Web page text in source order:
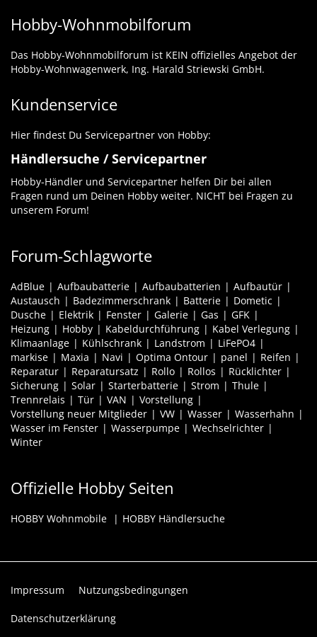
Hobby-Wohnmobilforum
Das Hobby-Wohnmobilforum ist KEIN offizielles Angebot der
Hobby-Wohnwagenwerk, Ing. Harald Striewski GmbH.
Kundenservice
Hier findest Du Servicepartner von Hobby:
Händlersuche / Servicepartner
Hobby-Händler und Servicepartner helfen Dir bei allen
Fragen rund um Deinen Hobby weiter. NICHT bei Fragen zu
unserem Forum!
Forum-Schlagworte
AdBlue Aufbaubatterie Aufbaubatterien
Aufbautür
Austausch
Badezimmerschrank Batterie
Dometic
Dusche
Elektrik Fenster Galerie Gas
GFK
Heizung
Hobby Kabeldurchführung
Kabel Verlegung
Klimaanlage
Kühlschrank Landstrom
LiFePO4
markise
Maxia Navi Optima Ontour panel
Reifen
Reparatur
Reparatursatz Rollo Rollos
Rücklichter
Sicherung
Solar Starterbatterie Strom
Thule
Trennrelais
Tür VAN
Vorstellung
Vorstellung neuer Mitglieder
VW Wasser
Wasserhahn
Wasser im Fenster
Wasserpumpe
Wechselrichter
Winter
Offizielle Hobby Seiten
HOBBY Wohnmobile HOBBY Händlersuche
Impressum Nutzungsbedingungen
Datenschutzerklärung